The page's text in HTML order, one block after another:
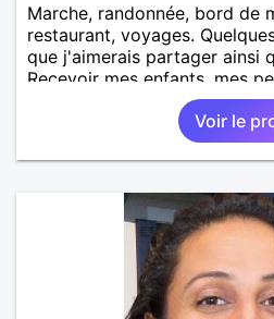
Marche, randonnée, bord de
restaurant, voyages.
que j'aimerais partager ainsi
Recevoir mes enfants, mes
amis. Bénévolat auprès des
cinéma indépendant... Se
échanger avec une personne
vie de partage, de
dehors des sentiers battus
m'engage à répondre à votre
Voir le